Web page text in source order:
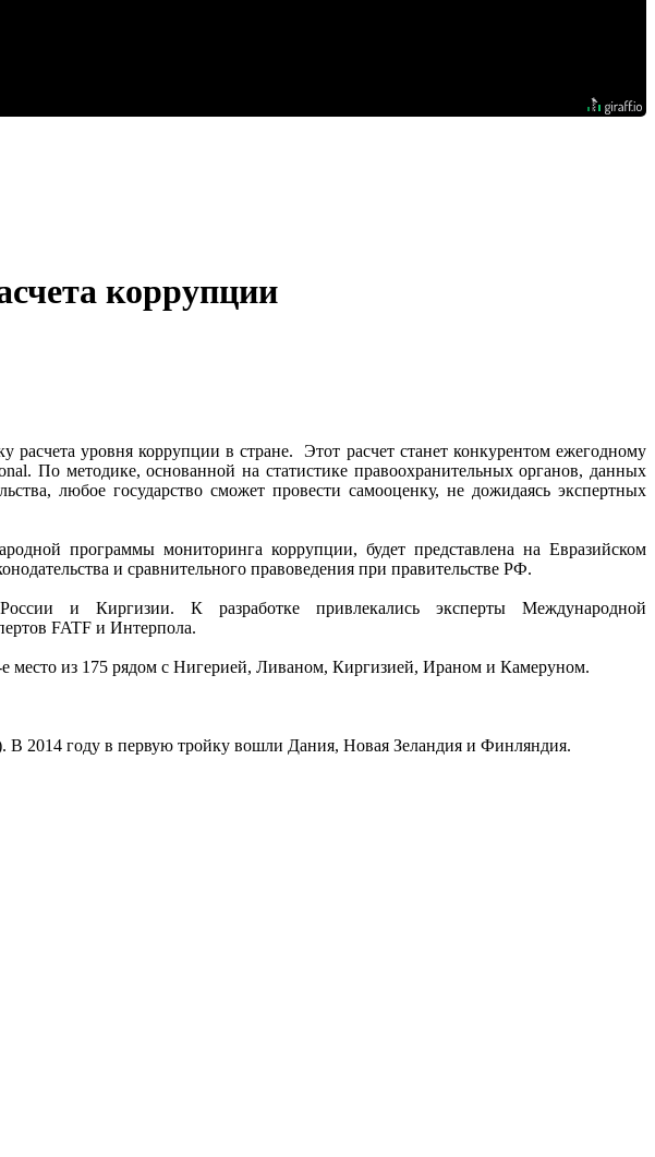
коррупции
расчета уровня коррупции в стране. Этот расчет станет конкурентом ежегодному
По методике, основанной на статистике правоохранительных органов, данных
любое государство сможет провести самооценку, не дожидаясь экспертных
программы мониторинга коррупции, будет представлена на Евразийском
и сравнительного правоведения при правительстве РФ.
и Киргизии. К разработке привлекались эксперты Международной
FATF и Интерпола.
место из 175 рядом с Нигерией, Ливаном, Киргизией, Ираном и Камеруном.
2014 году в первую тройку вошли Дания, Новая Зеландия и Финляндия.